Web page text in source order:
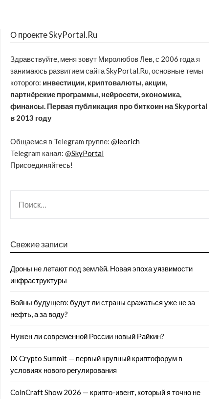
О проекте SkyPortal.Ru
Здравствуйте, меня зовут Миролюбов Лев, с 2006 года я
занимаюсь развитием сайта SkyPortal.Ru, основные темы
которого: инвестиции, криптовалюты, акции,
партнёрские программы, нейросети, экономика,
финансы. Первая публикация про биткоин на Skyportal
в 2013 году
Общаемся в Telegram группе: @leorich
Telegram канал: @SkyPortal
Присоединяйтесь!
Свежие записи
Дроны не летают под землёй. Новая эпоха уязвимости
инфраструктуры
Войны будущего: будут ли страны сражаться уже не за
нефть, а за воду?
Нужен ли современной России новый Райкин?
IX Crypto Summit — первый крупный криптофорум в
условиях нового регулирования
CoinCraft Show 2026 — крипто-ивент, который я точно не